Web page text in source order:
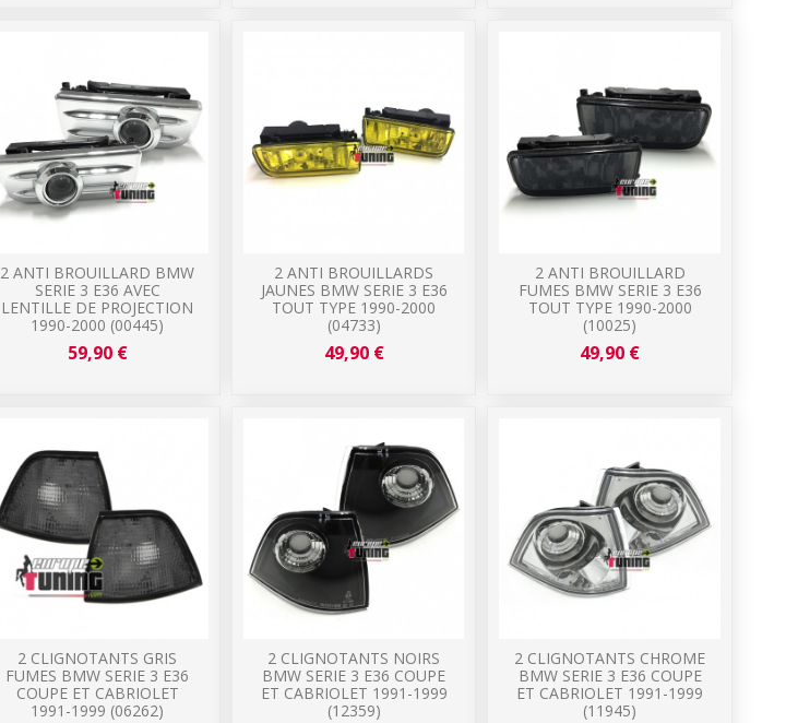
2 ANTI BROUILLARD BMW
SERIE 3 E36 AVEC
LENTILLE DE PROJECTION
1990-2000 (00445)
59,90 €
2 ANTI BROUILLARDS
JAUNES BMW SERIE 3 E36
TOUT TYPE 1990-2000
(04733)
49,90 €
2 ANTI BROUILLARD
FUMES BMW SERIE 3 E36
TOUT TYPE 1990-2000
(10025)
49,90 €
2 CLIGNOTANTS GRIS
FUMES BMW SERIE 3 E36
COUPE ET CABRIOLET
1991-1999 (06262)
2 CLIGNOTANTS NOIRS
BMW SERIE 3 E36 COUPE
ET CABRIOLET 1991-1999
(12359)
2 CLIGNOTANTS CHROME
BMW SERIE 3 E36 COUPE
ET CABRIOLET 1991-1999
(11945)